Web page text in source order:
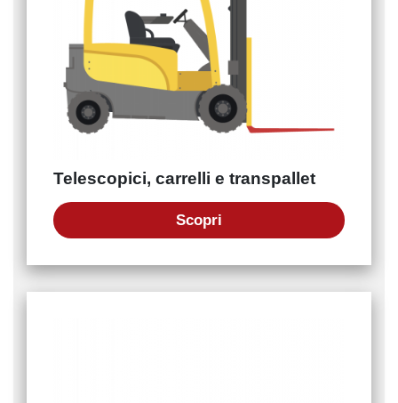
Telescopici, carrelli e transpallet
Scopri